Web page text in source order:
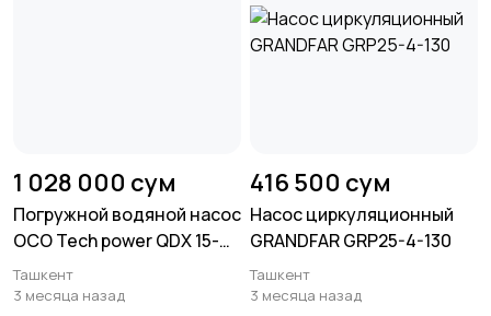
1 028 000 сум
Погружной водяной насос
OCO Tech power QDX 15-
17-0.55
Ташкент
3 месяца назад
416 500 сум
Насос циркуляционный
GRANDFAR GRP25-4-130
Ташкент
3 месяца назад